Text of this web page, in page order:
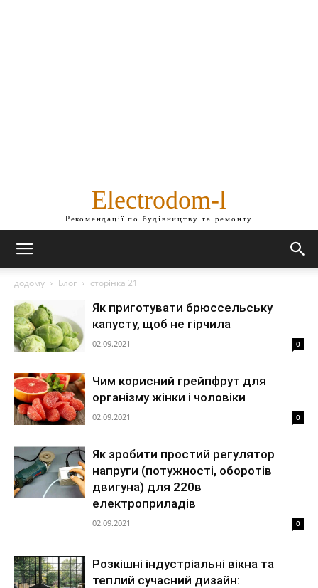
Electrodom-l
Рекомендації по будівництву та ремонту
додому Блог сторінка 21
Як приготувати брюссельську
капусту, щоб не гірчила
02.09.2021 0
Чим корисний грейпфрут для
організму жінки і чоловіки
02.09.2021 0
Як зробити простий регулятор
напруги (потужності, оборотів
двигуна) для 220в
електроприладів
02.09.2021 0
Розкішні індустріальні вікна та
теплий сучасний дизайн: